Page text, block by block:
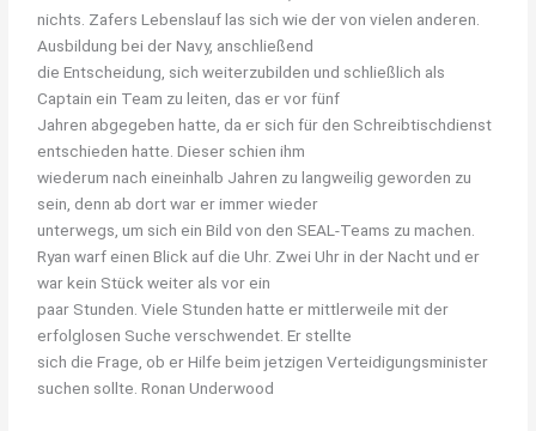
nichts. Zafers Lebenslauf las sich wie der von vielen anderen.
Ausbildung bei der Navy, anschließend
die Entscheidung, sich weiterzubilden und schließlich als
Captain ein Team zu leiten, das er vor fünf
Jahren abgegeben hatte, da er sich für den Schreibtischdienst
entschieden hatte. Dieser schien ihm
wiederum nach eineinhalb Jahren zu langweilig geworden zu
sein, denn ab dort war er immer wieder
unterwegs, um sich ein Bild von den SEAL-Teams zu machen.
Ryan warf einen Blick auf die Uhr. Zwei Uhr in der Nacht und er
war kein Stück weiter als vor ein
paar Stunden. Viele Stunden hatte er mittlerweile mit der
erfolglosen Suche verschwendet. Er stellte
sich die Frage, ob er Hilfe beim jetzigen Verteidigungsminister
suchen sollte. Ronan Underwood